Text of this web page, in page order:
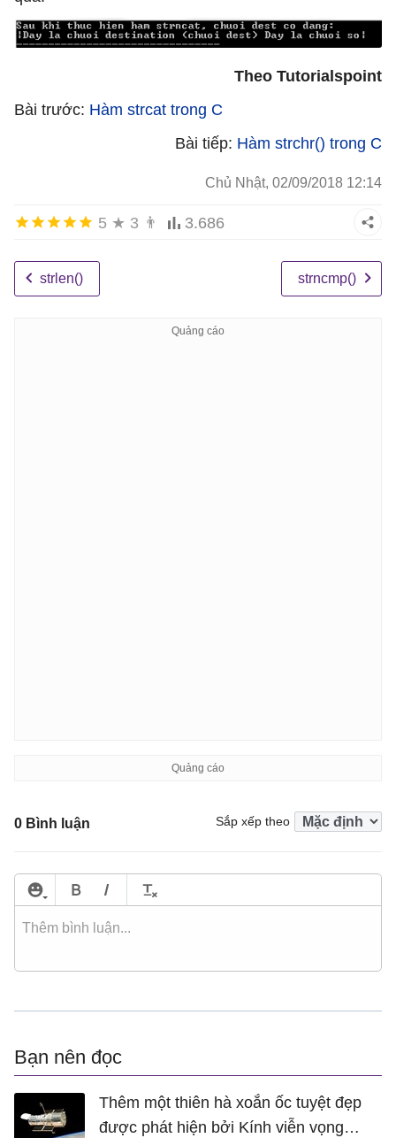
Theo Tutorialspoint
Bài trước: Hàm strcat trong C
Bài tiếp: Hàm strchr() trong C
Chủ Nhật, 02/09/2018 12:14
5 ★ 3 👨 3.686
strlen() strncmp()
0 Bình luận Sắp xếp theo
Bạn nên đọc
Thêm một thiên hà xoắn ốc tuyệt đẹp
được phát hiện bởi Kính viễn vọng